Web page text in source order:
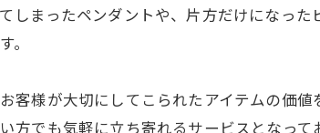
しまったペンダントや、片方だけになっ
。
客様が大切にしてこられたアイテムの価
方でも気軽に立ち寄れるサービスとなっ